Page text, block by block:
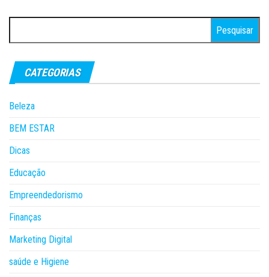
por:
CATEGORIAS
Beleza
BEM ESTAR
Dicas
Educação
Empreendedorismo
Finanças
Marketing Digital
saúde e Higiene